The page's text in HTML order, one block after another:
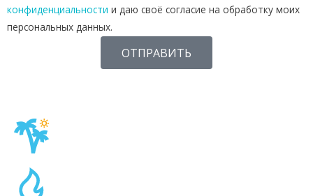
конфиденциальности и даю своё согласие на обработку моих
персональных данных.
ОТПРАВИТЬ